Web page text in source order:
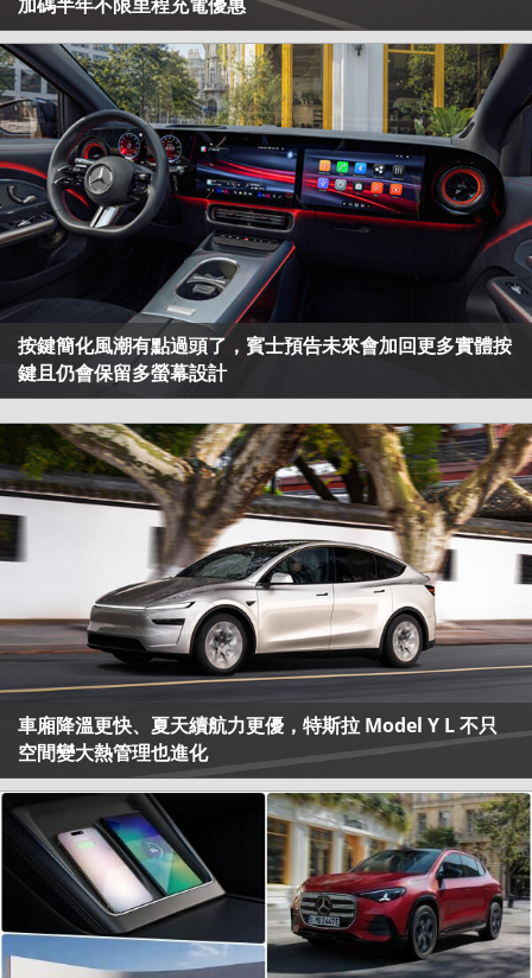
按鍵簡化風潮有點過頭了，賓士預告未來會加回更多實體按
鍵且仍會保留多螢幕設計
車廂降溫更快、夏天續航力更優，特斯拉 Model Y L 不只
空間變大熱管理也進化